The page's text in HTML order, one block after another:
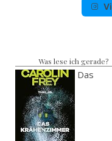
Was lese ich gerade?
Das